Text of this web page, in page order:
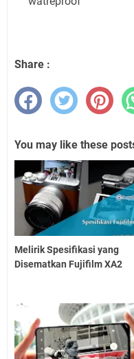
Share :
You may like these
Melirik Spesifikasi yang
Disematkan Fujifilm XA2